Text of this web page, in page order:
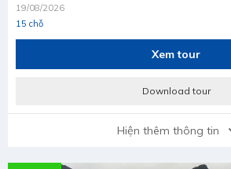
19/08/2026
15 chỗ
Xem tour
Download tour
Hiện thêm thông tin